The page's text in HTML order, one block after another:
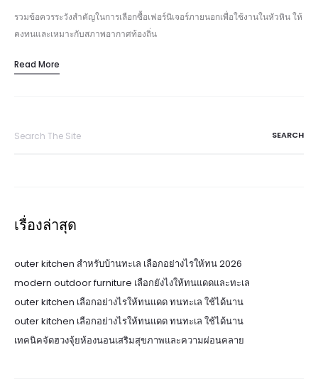
รวมข้อควรระวังสำคัญในการเลือกซื้อเฟอร์นิเจอร์ภายนอกเพื่อใช้งานในหัวหิน ให้
คงทนและเหมาะกับสภาพอากาศท้องถิ่น
Read More
เรื่องล่าสุด
outer kitchen สำหรับบ้านทะเล เลือกอย่างไรให้ทน 2026
modern outdoor furniture เลือกยังไงให้ทนแดดและทะเล
outer kitchen เลือกอย่างไรให้ทนแดด ทนทะเล ใช้ได้นาน
outer kitchen เลือกอย่างไรให้ทนแดด ทนทะเล ใช้ได้นาน
เทคนิคจัดฮวงจุ้ยห้องนอนเสริมสุขภาพและความผ่อนคลาย